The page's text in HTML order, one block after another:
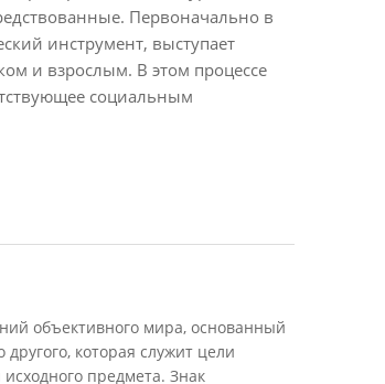
Первоначально в
инструмент, выступает
и взрослым. В этом процессе
социальным
объективного мира, основанный
которая служит цели
предмета. Знак